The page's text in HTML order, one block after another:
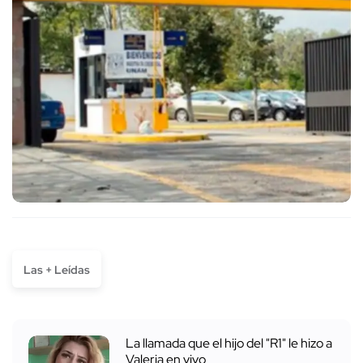
Las + Leídas
La llamada que el hijo del "R1" le hizo a
Valeria en vivo